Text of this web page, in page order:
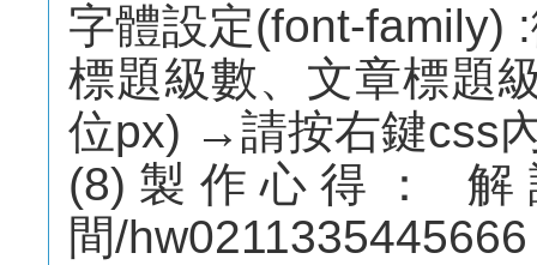
字體設定(font-family)
標題級數、文章標題
位px) →請按右鍵css
(8)製作心得： 解
間/hw0211335445666